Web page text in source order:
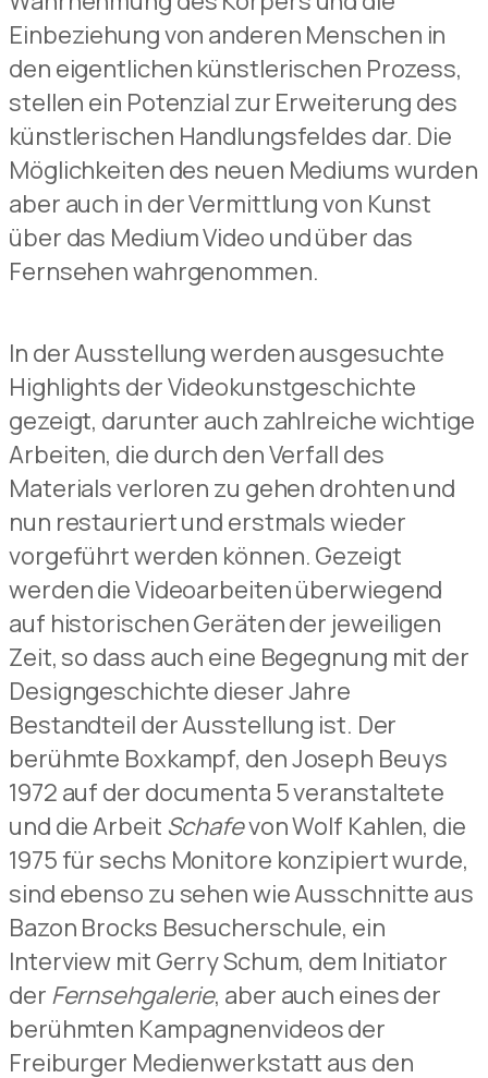
Einbeziehung von anderen Menschen in
den eigentlichen künstlerischen Prozess,
stellen ein Potenzial zur Erweiterung des
künstlerischen Handlungsfeldes dar. Die
Möglichkeiten des neuen Mediums wurden
aber auch in der Vermittlung von Kunst
über das Medium Video und über das
Fernsehen wahrgenommen.
In der Ausstellung werden ausgesuchte
Highlights der Videokunstgeschichte
gezeigt, darunter auch zahlreiche wichtige
Arbeiten, die durch den Verfall des
Materials verloren zu gehen drohten und
nun restauriert und erstmals wieder
vorgeführt werden können. Gezeigt
werden die Videoarbeiten überwiegend
auf historischen Geräten der jeweiligen
Zeit, so dass auch eine Begegnung mit der
Designgeschichte dieser Jahre
Bestandteil der Ausstellung ist. Der
berühmte Boxkampf, den Joseph Beuys
1972 auf der documenta 5 veranstaltete
und die Arbeit Schafevon Wolf Kahlen, die
1975 für sechs Monitore konzipiert wurde,
sind ebenso zu sehen wie Ausschnitte aus
Bazon Brocks Besucherschule, ein
Interview mit Gerry Schum, dem Initiator
der Fernsehgalerie, aber auch eines der
berühmten Kampagnenvideos der
Freiburger Medienwerkstatt aus den